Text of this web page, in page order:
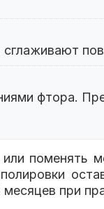
фтора.
поменять
при